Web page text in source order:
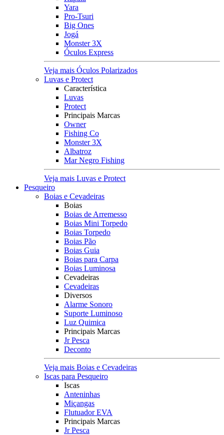
Yara
Pro-Tsuri
Big Ones
Jogá
Monster 3X
Óculos Express
Veja mais Óculos Polarizados
Luvas e Protect
Característica
Luvas
Protect
Principais Marcas
Owner
Fishing Co
Monster 3X
Albatroz
Mar Negro Fishing
Veja mais Luvas e Protect
Pesqueiro
Boias e Cevadeiras
Boias
Boias de Arremesso
Boias Mini Torpedo
Boias Torpedo
Boias Pão
Boias Guia
Boias para Carpa
Boias Luminosa
Cevadeiras
Cevadeiras
Diversos
Alarme Sonoro
Suporte Luminoso
Luz Quimica
Principais Marcas
Jr Pesca
Deconto
Veja mais Boias e Cevadeiras
Iscas para Pesqueiro
Iscas
Anteninhas
Miçangas
Flutuador EVA
Principais Marcas
Jr Pesca